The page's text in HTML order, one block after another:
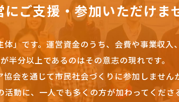
にご支援・参加いただけま
」です。 運営資金のうち、会費や事業収入、
半分以上であるのはその意志の現れです。
会を通じて市民社会づくりに参加しません
動に、一人でも多くの方が加わってくださ